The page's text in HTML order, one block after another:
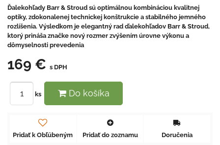
Ďalekohľady Barr & Stroud sú optimálnou kombináciou kvalitnej
optiky, zdokonalenej technickej konštrukcie a stabilného jemného
rozlíšenia. Výsledkom je elegantný rad ďalekohľadov Barr & Stroud,
ktorý prináša značke nový rozmer zvýšením úrovne výkonu a
dômyselnosti prevedenia
169 € s DPH
ks Do košíka
Pridať k Obľúbeným Pridať do zoznamu Doručenia